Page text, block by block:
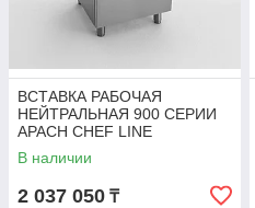
ВСТАВКА РАБОЧАЯ
НЕЙТРАЛЬНАЯ 900 СЕРИИ
APACH CHEF LINE
SLWT69СS/S/TAP/LGMP/PSS
P
В наличии
2 037 050 ₸